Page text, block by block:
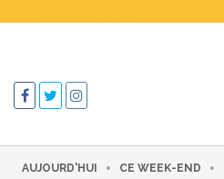
AUJOURD'HUI CE WEEK-END